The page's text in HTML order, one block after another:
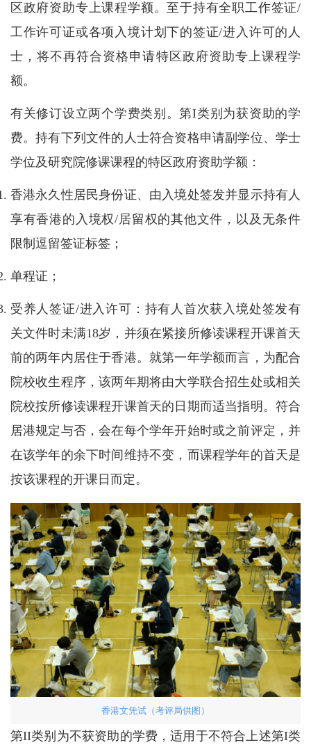
区政府资助专上课程学额。至于持有全职工作签证/
工作许可证或各项入境计划下的签证/进入许可的人
士，将不再符合资格申请特区政府资助专上课程学
额。
有关修订设立两个学费类别。第I类别为获资助的学
费。持有下列文件的人士符合资格申请副学位、学士
学位及研究院修课课程的特区政府资助学额：
香港永久性居民身份证、由入境处签发并显示持有人
享有香港的入境权/居留权的其他文件，以及无条件
限制逗留签证标签；
单程证；
受养人签证/进入许可：持有人首次获入境处签发有
关文件时未满18岁，并须在紧接所修读课程开课首天
前的两年内居住于香港。就第一年学额而言，为配合
院校收生程序，该两年期将由大学联合招生处或相关
院校按所修读课程开课首天的日期而适当指明。符合
居港规定与否，会在每个学年开始时或之前评定，并
在该学年的余下时间维持不变，而课程学年的首天是
按该课程的开课日而定。
香港文凭试（考评局供图）
第II类别为不获资助的学费，适用于不符合上述第I类